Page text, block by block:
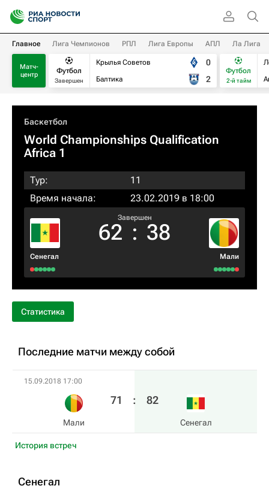
Главное Лига Чемпионов РПЛ Лига Европы АПЛ Ла Лига
Матч-
центр
Футбол
Завершен
Крылья Советов
Балтика
0
2
Футбол
2-й тайм
Баскетбол
World Championships Qualification
Africa 1
Тур:
11
Время начала:
23.02.2019 в 18:00
Сенегал
Завершен
62 : 38
Мали
Статистика
Последние матчи между собой
15.09.2018 17:00
Мали
71 : 82
Сенегал
История встреч
Сенегал